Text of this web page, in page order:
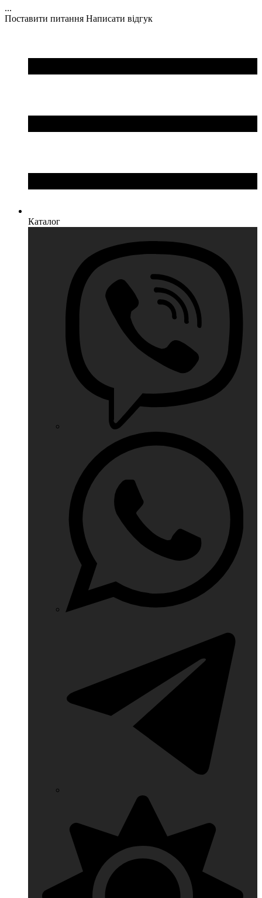
...
Поставити питання Написати відгук
Каталог